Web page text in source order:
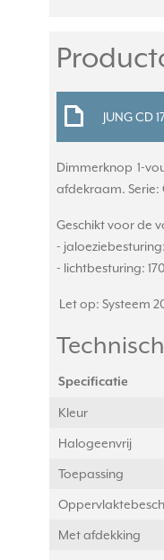
JUNG CD
Dimmerknop 1-
afdekraam. Serie:
Geschikt voor de
- jaloeziebesturing:
- lichtbesturing: 1701
Let op: Systeem
Specificatie
Kleur
Halogeenvrij
Toepassing
Met afdekking